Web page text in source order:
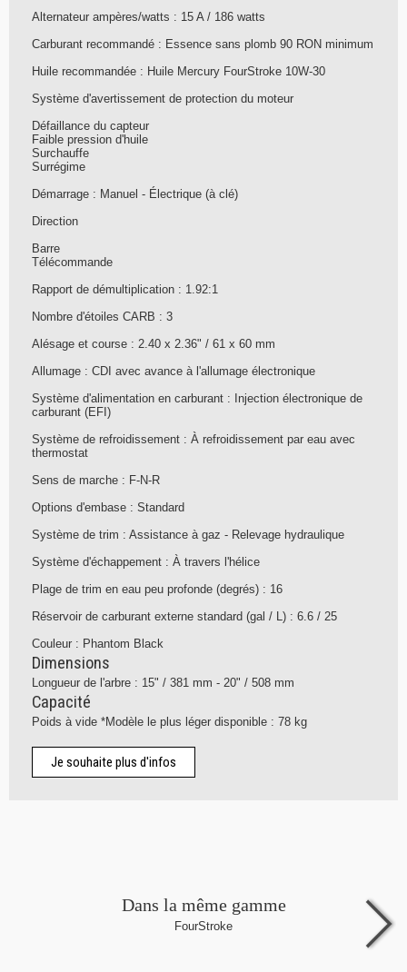
Alternateur ampères/watts : 15 A / 186 watts
Carburant recommandé : Essence sans plomb 90 RON minimum
Huile recommandée : Huile Mercury FourStroke 10W-30
Système d'avertissement de protection du moteur
Défaillance du capteur
Faible pression d'huile
Surchauffe
Surrégime
Démarrage : Manuel - Électrique (à clé)
Direction
Barre
Télécommande
Rapport de démultiplication : 1.92:1
Nombre d'étoiles CARB : 3
Alésage et course : 2.40 x 2.36" / 61 x 60 mm
Allumage : CDI avec avance à l'allumage électronique
Système d'alimentation en carburant : Injection électronique de
carburant (EFI)
Système de refroidissement : À refroidissement par eau avec
thermostat
Sens de marche : F-N-R
Options d'embase : Standard
Système de trim : Assistance à gaz - Relevage hydraulique
Système d'échappement : À travers l'hélice
Plage de trim en eau peu profonde (degrés) : 16
Réservoir de carburant externe standard (gal / L) : 6.6 / 25
Couleur : Phantom Black
Dimensions
Longueur de l'arbre : 15" / 381 mm - 20" / 508 mm
Capacité
Poids à vide *Modèle le plus léger disponible : 78 kg
Je souhaite plus d'infos
Dans la même gamme
FourStroke